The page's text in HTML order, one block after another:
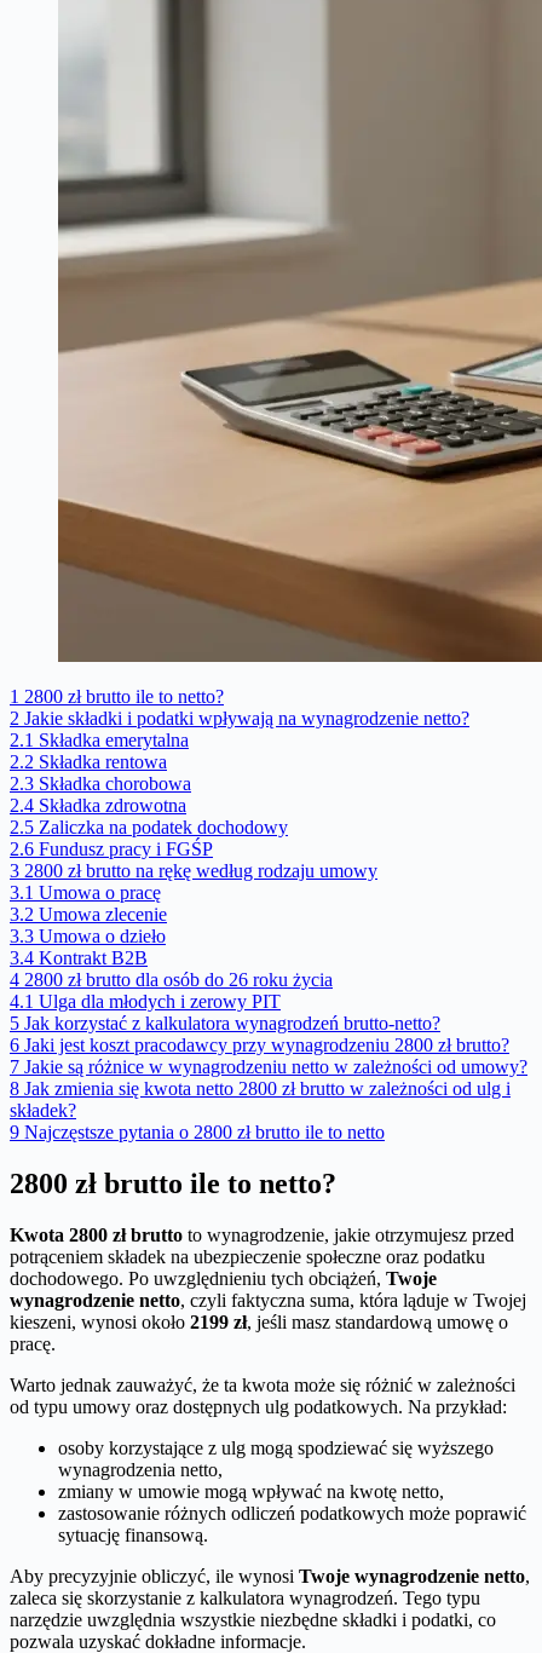
1 2800 zł brutto ile to netto?
2 Jakie składki i podatki wpływają na wynagrodzenie netto?
2.1 Składka emerytalna
2.2 Składka rentowa
2.3 Składka chorobowa
2.4 Składka zdrowotna
2.5 Zaliczka na podatek dochodowy
2.6 Fundusz pracy i FGŚP
3 2800 zł brutto na rękę według rodzaju umowy
3.1 Umowa o pracę
3.2 Umowa zlecenie
3.3 Umowa o dzieło
3.4 Kontrakt B2B
4 2800 zł brutto dla osób do 26 roku życia
4.1 Ulga dla młodych i zerowy PIT
5 Jak korzystać z kalkulatora wynagrodzeń brutto-netto?
6 Jaki jest koszt pracodawcy przy wynagrodzeniu 2800 zł brutto?
7 Jakie są różnice w wynagrodzeniu netto w zależności od umowy?
8 Jak zmienia się kwota netto 2800 zł brutto w zależności od ulg i
składek?
9 Najczęstsze pytania o 2800 zł brutto ile to netto
2800 zł brutto ile to netto?
Kwota 2800 zł brutto to wynagrodzenie, jakie otrzymujesz przed
potrąceniem składek na ubezpieczenie społeczne oraz podatku
dochodowego. Po uwzględnieniu tych obciążeń, Twoje
wynagrodzenie netto, czyli faktyczna suma, która ląduje w Twojej
kieszeni, wynosi około 2199 zł, jeśli masz standardową umowę o
pracę.
Warto jednak zauważyć, że ta kwota może się różnić w zależności
od typu umowy oraz dostępnych ulg podatkowych. Na przykład:
osoby korzystające z ulg mogą spodziewać się wyższego
wynagrodzenia netto,
zmiany w umowie mogą wpływać na kwotę netto,
zastosowanie różnych odliczeń podatkowych może poprawić
sytuację finansową.
Aby precyzyjnie obliczyć, ile wynosi Twoje wynagrodzenie netto,
zaleca się skorzystanie z kalkulatora wynagrodzeń. Tego typu
narzędzie uwzględnia wszystkie niezbędne składki i podatki, co
pozwala uzyskać dokładne informacje.